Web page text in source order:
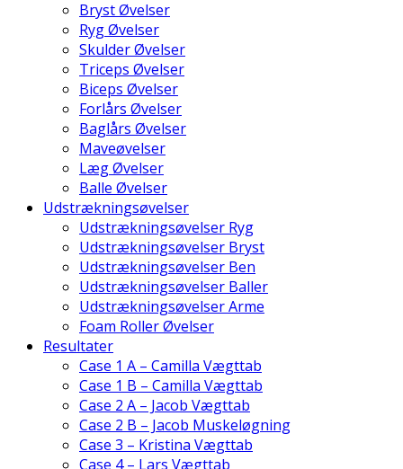
Bryst Øvelser
Ryg Øvelser
Skulder Øvelser
Triceps Øvelser
Biceps Øvelser
Forlårs Øvelser
Baglårs Øvelser
Maveøvelser
Læg Øvelser
Balle Øvelser
Udstrækningsøvelser
Udstrækningsøvelser Ryg
Udstrækningsøvelser Bryst
Udstrækningsøvelser Ben
Udstrækningsøvelser Baller
Udstrækningsøvelser Arme
Foam Roller Øvelser
Resultater
Case 1 A – Camilla Vægttab
Case 1 B – Camilla Vægttab
Case 2 A – Jacob Vægttab
Case 2 B – Jacob Muskeløgning
Case 3 – Kristina Vægttab
Case 4 – Lars Vægttab